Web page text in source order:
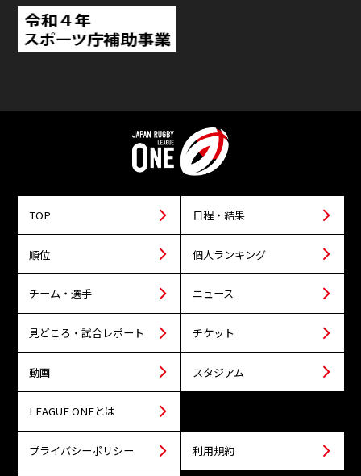
TOP 日程・結果
順位 個人ランキング
チーム・選手 ニュース
見どころ・試合レポート チケット
動画 スタジアム
LEAGUE ONEとは
プライバシーポリシー 利用規約